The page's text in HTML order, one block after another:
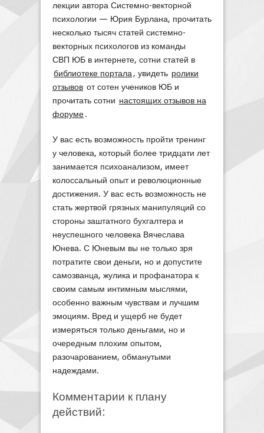
лекции автора Системно-векторной
психологии — Юрия Бурлана, прочитать
несколько тысяч статей системно-
векторных психологов из команды
СВП ЮБ в интернете, сотни статей в
библиотеке портала, увидеть ролики
отзывов от сотен учеников ЮБ и
прочитать сотни настоящих отзывов на
форуме.
У вас есть возможность пройти тренинг
у человека, который более тридцати лет
занимается психоанализом, имеет
колоссальный опыт и революционные
достижения. У вас есть возможность не
стать жертвой грязных манипуляций со
стороны заштатного бухгалтера и
неуспешного человека Вячеслава
Юнева. С Юневым вы не только зря
потратите свои деньги, но и допустите
самозванца, жулика и профанатора к
своим самым интимным мыслями,
особенно важным чувствам и лучшим
эмоциям. Вред и ущерб не будет
измеряться только деньгами, но и
очередным плохим опытом,
разочарованием, обманутыми
надеждами.
Комментарии к плану
действий: